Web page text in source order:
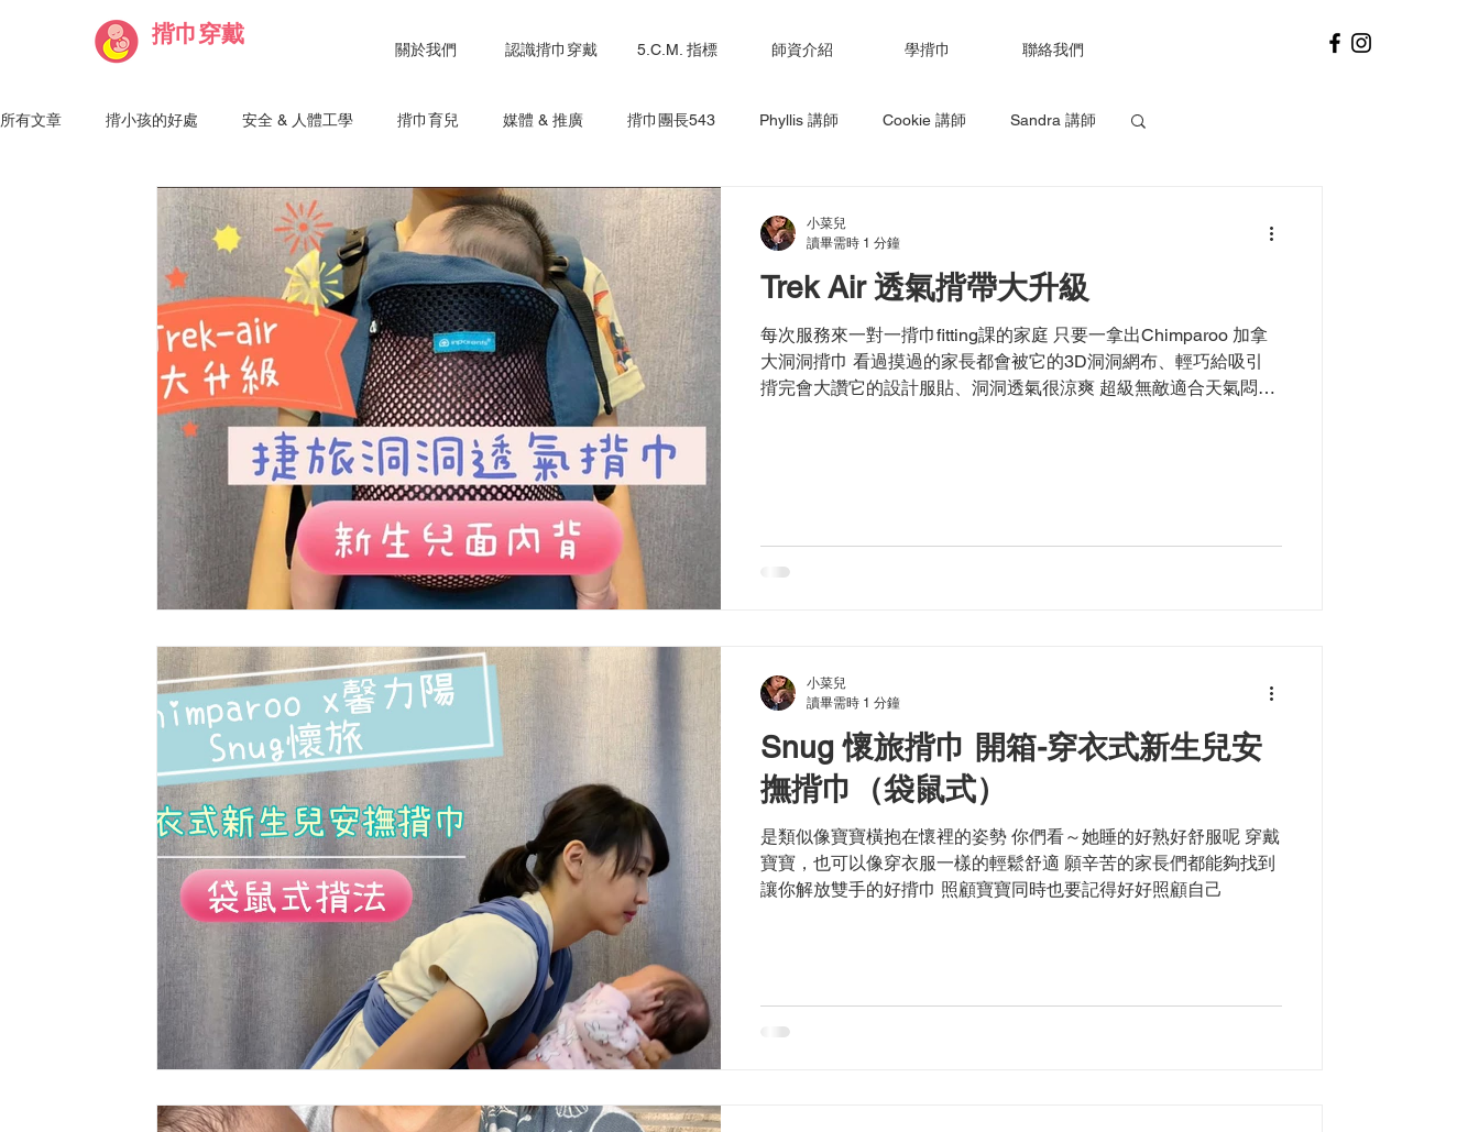
揹巾穿戴
關於我們 認識揹巾穿戴 5.C.M. 指標 師資介紹 學揹巾 聯絡我們
所有文章 揹小孩的好處 安全 & 人體工學 揹巾育兒 媒體 & 推廣 揹巾團長543 Phyllis 講師 Cookie 講師 Sandra 講師
Haru 講師 Vivian 講師 Lisa 講師 小菜兒 講師 Emily 講師
粘 Nien 講師 Chantelle 講師 Rita 講師 ling-講師 Trek Air 透氣揹帶大升級
每次服務來一對一揹巾fitting課的家庭 只要一拿出Chimparoo 加拿
大洞洞揹巾 看過摸過的家長都會被它的3D洞洞網布、輕巧給吸引
揹完會大讚它的設計服貼、洞洞透氣很涼爽￼ 超級無敵適合天氣悶熱
小菜兒
讀畢需時 1 分鐘
Snug 懷旅揹巾 開箱-穿衣式新生兒安
撫揹巾（袋鼠式）
是類似像寶寶橫抱在懷裡的姿勢 你們看～她睡的好熟好舒服呢 穿戴
寶寶，也可以像穿衣服一樣的輕鬆舒適 願辛苦的家長們都能夠找到
讓你解放雙手的好揹巾 照顧寶寶同時也要記得好好照顧自己
小菜兒
讀畢需時 1 分鐘